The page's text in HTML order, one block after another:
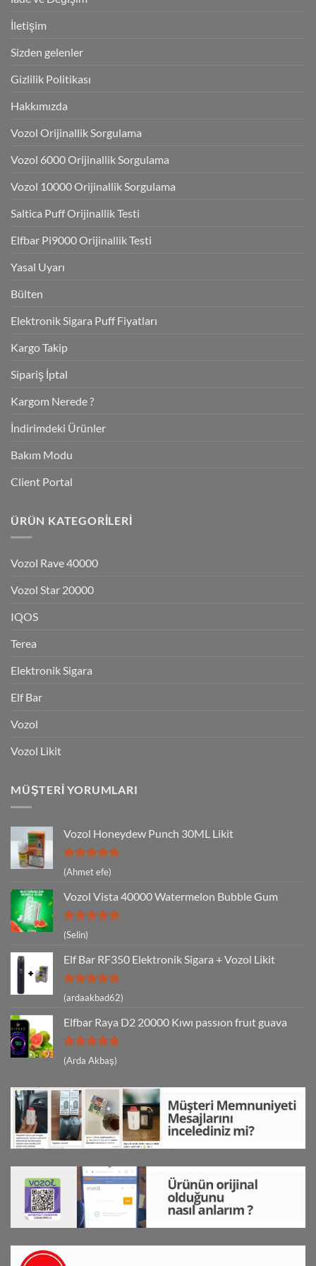
İletişim
Sizden gelenler
Gizlilik Politikası
Hakkımızda
Vozol Orijinallik Sorgulama
Vozol 6000 Orijinallik Sorgulama
Vozol 10000 Orijinallik Sorgulama
Saltica Puff Orijinallik Testi
Elfbar Pi9000 Orijinallik Testi
Yasal Uyarı
Bülten
Elektronik Sigara Puff Fiyatları
Kargo Takip
Sipariş İptal
Kargom Nerede ?
İndirimdeki Ürünler
Bakım Modu
Client Portal
ÜRÜN KATEGORILERI
Vozol Rave 40000
Vozol Star 20000
IQOS
Terea
Elektronik Sigara
Elf Bar
Vozol
Vozol Likit
MÜŞTERI YORUMLARI
Vozol Honeydew Punch 30ML Likit
5 üzerinden
5
(Ahmet efe)
Vozol Vista 40000 Watermelon Bubble Gum
5 üzerinden
5
oy aldı
(Selin)
Elf Bar RF350 Elektronik Sigara + Vozol Likit
5 üzerinden
5
(ardaakbad62)
Elfbar Raya D2 20000 Kıwı passıon fruıt guava
5 üzerinden
5
(Arda Akbaş)